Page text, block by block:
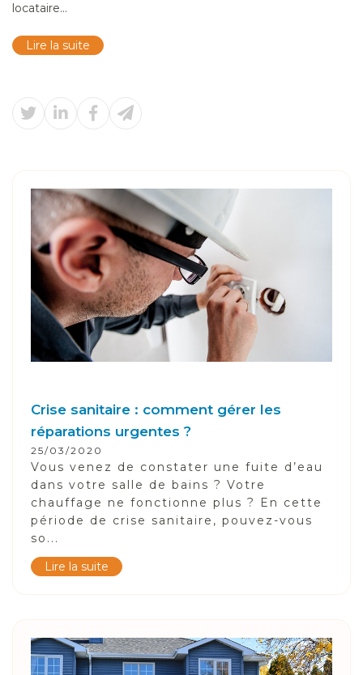
locataire...
Lire la suite
Crise sanitaire : comment gérer les
réparations urgentes ?
25/03/2020
Vous venez de constater une fuite d’eau
dans votre salle de bains ? Votre
chauffage ne fonctionne plus ? En cette
période de crise sanitaire, pouvez-vous
so...
Lire la suite